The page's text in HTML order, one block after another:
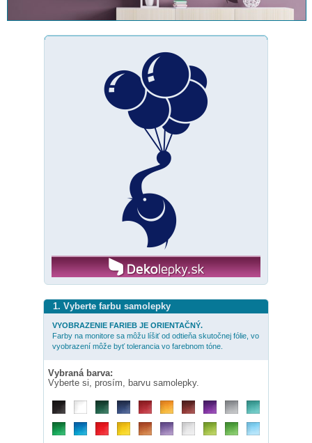
1. Vyberte farbu samolepky
VYOBRAZENIE FARIEB JE ORIENTAČNÝ.
Farby na monitore sa môžu líšiť od odtieňa skutočnej fólie, vo
vyobrazení môže byť tolerancia vo farebnom tóne.
Vybraná barva:
Vyberte si, prosím, barvu samolepky.